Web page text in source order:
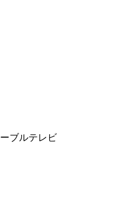
ブルテレビ